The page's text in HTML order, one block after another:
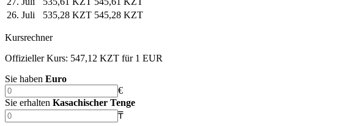
26. Juli
535,28 KZT 545,28 KZT
Kursrechner
Offizieller Kurs: 547,12 KZT für 1 EUR
Sie haben Euro
€
Sie erhalten Kasachischer Tenge
₸